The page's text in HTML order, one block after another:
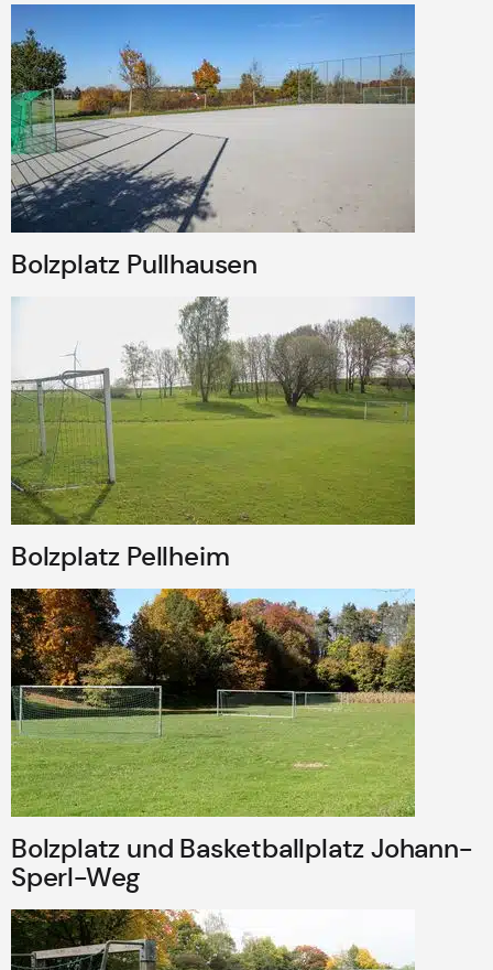
Bolzplatz Pullhausen
Bolzplatz Pellheim
Bolzplatz und Basketballplatz Johann-
Sperl-Weg